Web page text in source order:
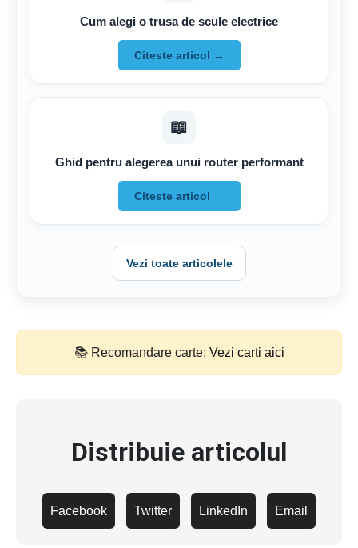
Cum alegi o trusa de scule electrice
Citeste articol →
📖
Ghid pentru alegerea unui router performant
Citeste articol →
Vezi toate articolele
📚 Recomandare carte: Vezi carti aici
Distribuie articolul
Facebook Twitter LinkedIn Email